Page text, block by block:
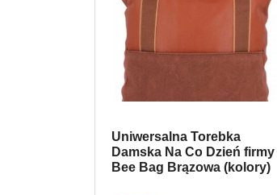
Uniwersalna Torebka
Damska Na Co Dzień firmy
Bee Bag Brązowa (kolory)